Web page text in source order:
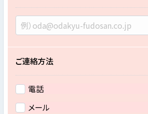
ご連絡方法
電話
メール